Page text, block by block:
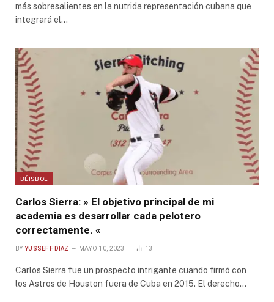
más sobresalientes en la nutrida representación cubana que
integrará el…
BÉISBOL
Carlos Sierra: » El objetivo principal de mi
academia es desarrollar cada pelotero
correctamente. «
BY YUSSEFF DIAZ MAYO 10, 2023 13
Carlos Sierra fue un prospecto intrigante cuando firmó con
los Astros de Houston fuera de Cuba en 2015. El derecho…